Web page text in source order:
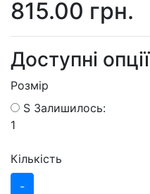
815.00 грн.
Доступні опції
Розмір
S Залишилось:
1
Кількість
-